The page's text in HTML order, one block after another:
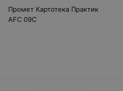
Промет Картотека Практик
AFC 09C